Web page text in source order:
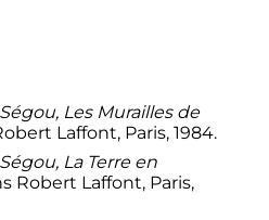
Ségou, Les Murailles de
Laffont, Paris, 1984.
Ségou, La Terre en
Robert Laffont, Paris,